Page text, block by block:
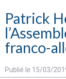
Patrick
franco-
Publié le 15/03/